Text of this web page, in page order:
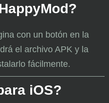
con un botón en la
el archivo APK y la
fácilmente.
iOS?